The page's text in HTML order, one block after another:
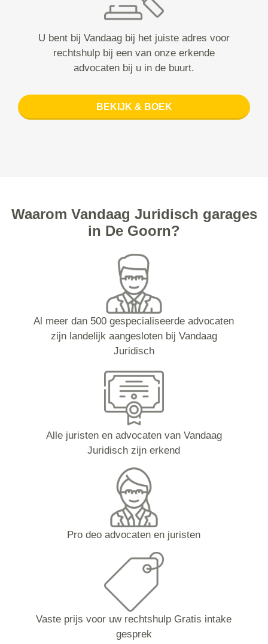
U bent bij Vandaag bij het juiste adres voor
rechtshulp bij een van onze erkende
advocaten bij u in de buurt.
BEKIJK & BOEK
Waarom Vandaag Juridisch garages
in De Goorn?
Al meer dan 500 gespecialiseerde advocaten
zijn landelijk aangesloten bij Vandaag
Juridisch
Alle juristen en advocaten van Vandaag
Juridisch zijn erkend
Pro deo advocaten en juristen
Vaste prijs voor uw rechtshulp Gratis intake
gesprek